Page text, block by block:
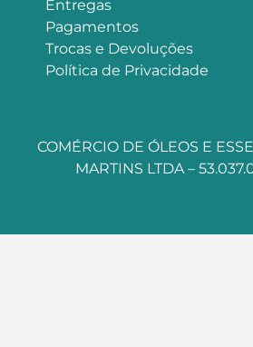
Entregas
Pagamentos
Trocas e Devoluções
Política de Privacidade
COMÉRCIO DE ÓLEOS E
MARTINS LTDA –